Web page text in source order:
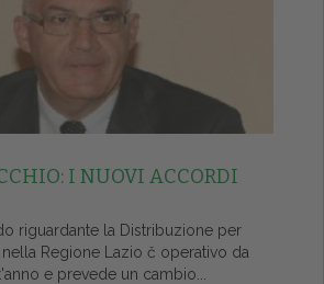
I NUOVI ACCORDI
riguardante la Distribuzione per
Regione Lazio č operativo da
e prevede un cambio...